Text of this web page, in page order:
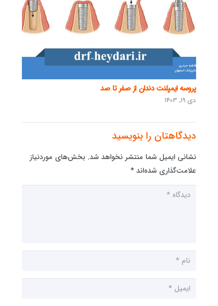
پروسه ایمپلنت دندان از صفر تا صد
دی ۱۹, ۱۴۰۳
دیدگاهتان را بنویسید
نشانی ایمیل شما منتشر نخواهد شد. بخش‌های موردنیاز
علامت‌گذاری شده‌اند *